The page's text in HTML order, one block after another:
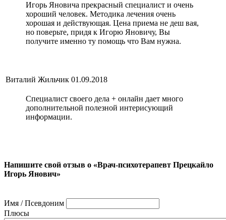
Игорь Яновича прекрасный специалист и очень
хороший человек. Методика лечения очень
хорошая и действующая. Цена приема не деш вая,
но поверьте, придя к Игорю Яновичу, Вы
получите именно ту помощь что Вам нужна.
Виталий Жильчик 01.09.2018
Специалист своего дела + онлайн дает много
дополнительной полезной интерисующий
информации.
Напишите свой отзыв о «Врач-психотерапевт Прецкайло
Игорь Янович»
Имя / Псевдоним
Плюсы